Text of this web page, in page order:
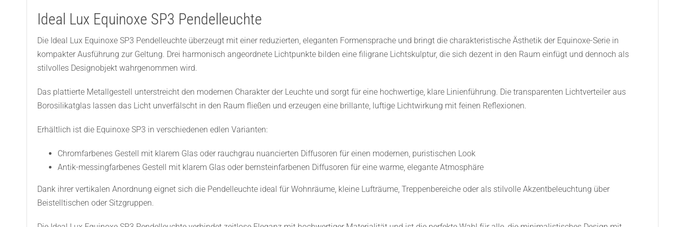
Ideal Lux Equinoxe SP3 Pendelleuchte
Die Ideal Lux Equinoxe SP3 Pendelleuchte überzeugt mit einer reduzierten, eleganten Formensprache und bringt die charakteristische Ästhetik der Equinoxe-Serie in
kompakter Ausführung zur Geltung. Drei harmonisch angeordnete Lichtpunkte bilden eine filigrane Lichtskulptur, die sich dezent in den Raum einfügt und dennoch als
stilvolles Designobjekt wahrgenommen wird.
Das plattierte Metallgestell unterstreicht den modernen Charakter der Leuchte und sorgt für eine hochwertige, klare Linienführung. Die transparenten Lichtverteiler aus
Borosilikatglas lassen das Licht unverfälscht in den Raum fließen und erzeugen eine brillante, luftige Lichtwirkung mit feinen Reflexionen.
Erhältlich ist die Equinoxe SP3 in verschiedenen edlen Varianten:
Chromfarbenes Gestell mit klarem Glas oder rauchgrau nuancierten Diffusoren für einen modernen, puristischen Look
Antik-messingfarbenes Gestell mit klarem Glas oder bernsteinfarbenen Diffusoren für eine warme, elegante Atmosphäre
Dank ihrer vertikalen Anordnung eignet sich die Pendelleuchte ideal für Wohnräume, kleine Lufträume, Treppenbereiche oder als stilvolle Akzentbeleuchtung über
Beistelltischen oder Sitzgruppen.